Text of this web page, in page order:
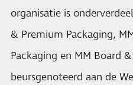
organisatie is
& Premium Packaging,
Packaging en MM Board
beursgenoteerd aan de